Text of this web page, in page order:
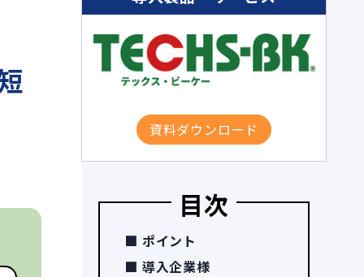
資料ダウンロード
目次
ポイント
導入企業様